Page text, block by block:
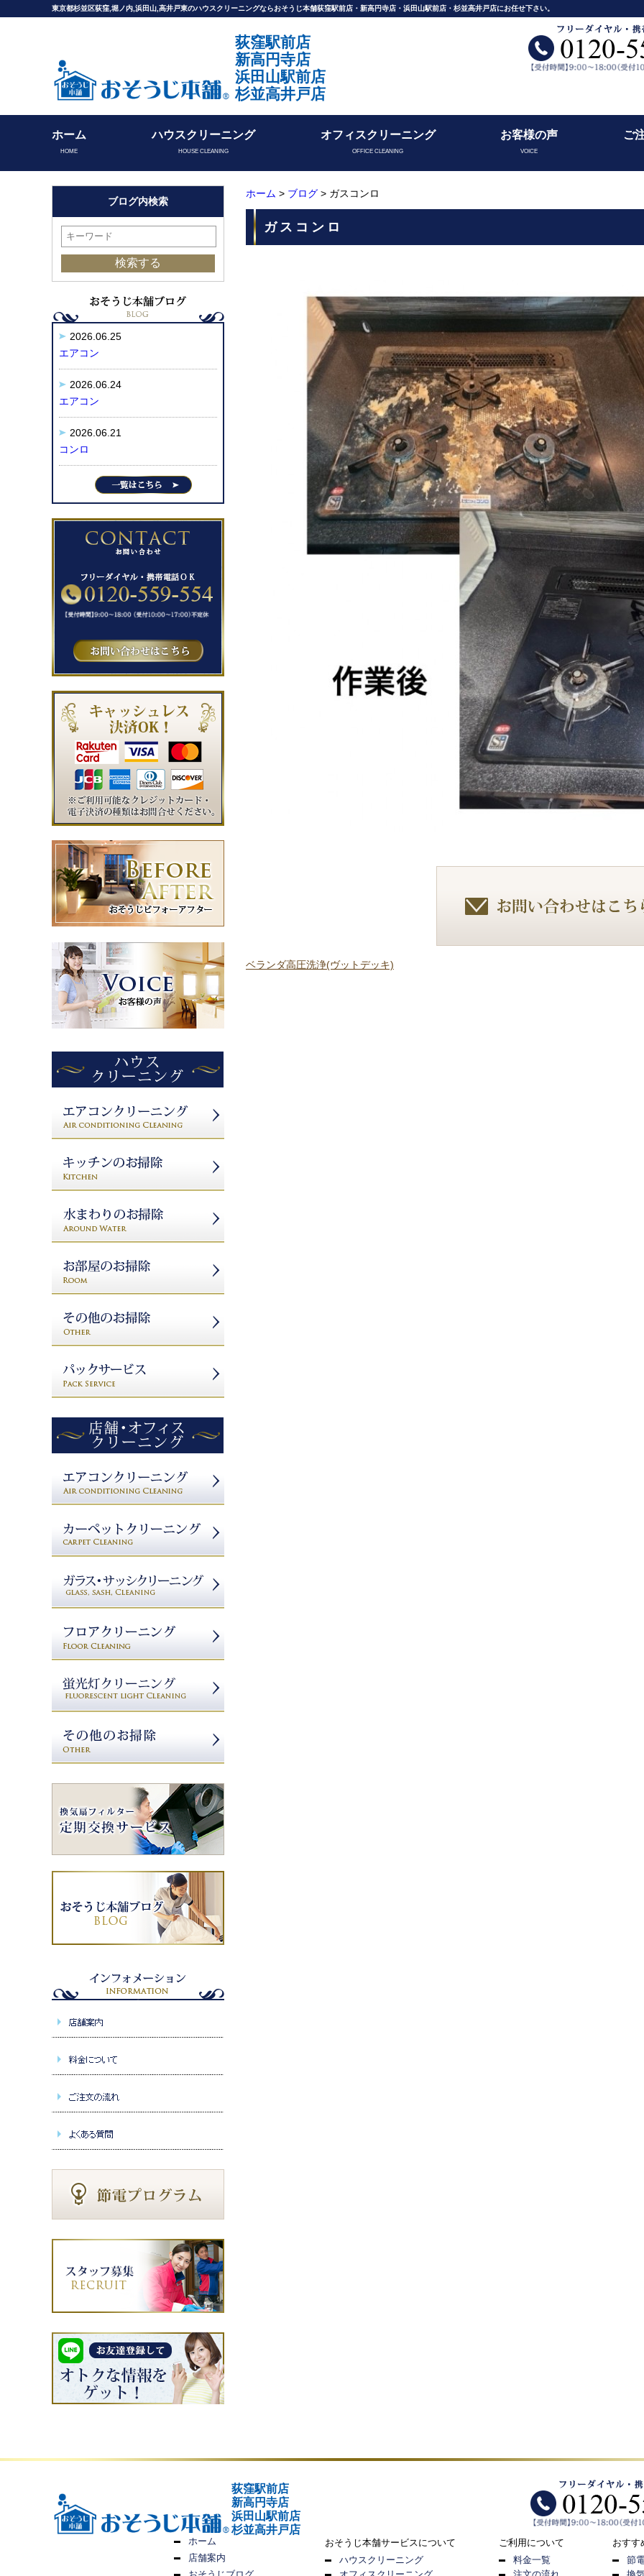
東京都杉並区荻窪,堀ノ内,浜田山,高井戸東のハウスクリーニングならおそうじ本舗荻窪駅前店・新高円寺店・浜田山駅前店・杉並高井戸店にお任せ下さい。
荻窪駅前店
新高円寺店
浜田山駅前店
杉並高井戸店
ホーム
HOME
ハウスクリーニング
HOUSE CLEANING
オフィスクリーニング
OFFICE CLEANING
お客様の声
VOICE
ご
ホーム > ブログ > ガスコンロ
ガスコンロ
ベランダ高圧洗浄(ヴットデッキ)
ブログ内検索
2026.06.25
エアコン
2026.06.24
エアコン
2026.06.21
コンロ
荻窪駅前店
新高円寺店
浜田山駅前店
杉並高井戸店
ホーム
店舗案内
おそうじ本舗サービスについて
ハウスクリーニング
ご利用について
料金一覧
おすす
節